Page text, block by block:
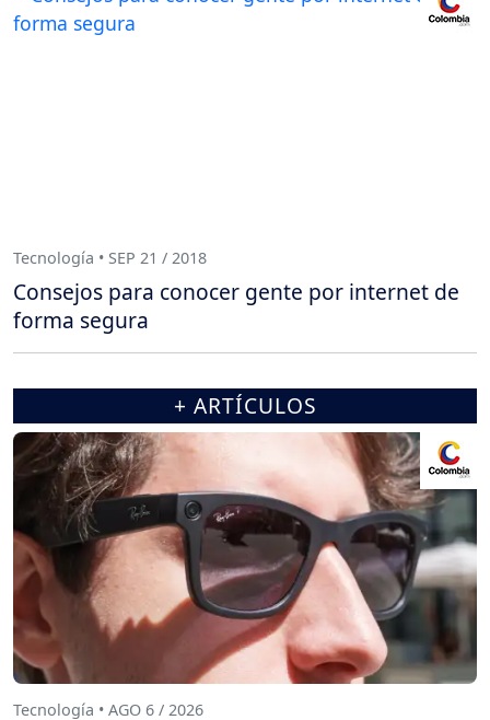
Tecnología • SEP 21 / 2018
Consejos para conocer gente por internet de
forma segura
+ ARTÍCULOS
Tecnología • AGO 6 / 2026